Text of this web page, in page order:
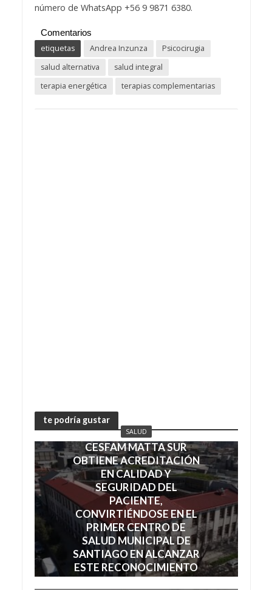
número de WhatsApp +56 9 9871 6380.
Comentarios
etiquetas
Andrea Inzunza
Psicocirugia
salud alternativa
salud integral
terapia energética
terapias complementarias
te podría gustar
SALUD
CESFAM MATTA SUR
OBTIENE ACREDITACIÓN
EN CALIDAD Y
SEGURIDAD DEL
PACIENTE,
CONVIRTIÉNDOSE EN EL
PRIMER CENTRO DE
SALUD MUNICIPAL DE
SANTIAGO EN ALCANZAR
ESTE RECONOCIMIENTO